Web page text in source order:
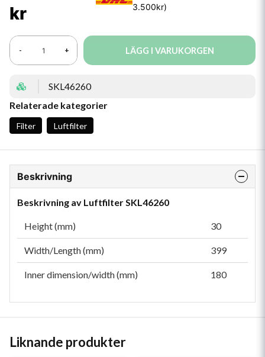
kr
- + LÄGG I VARUKORGEN
SKL46260
Relaterade kategorier
Filter Luftfilter
Beskrivning
Beskrivning av Luftfilter SKL46260
Height (mm) 30
Width/Length (mm) 399
Inner dimension/width (mm) 180
Liknande produkter